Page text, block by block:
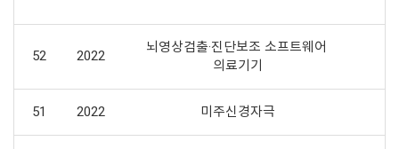
52 2022
뇌영상검출·진단보조 소프트웨어
의료기기
51 2022 미주신경자극